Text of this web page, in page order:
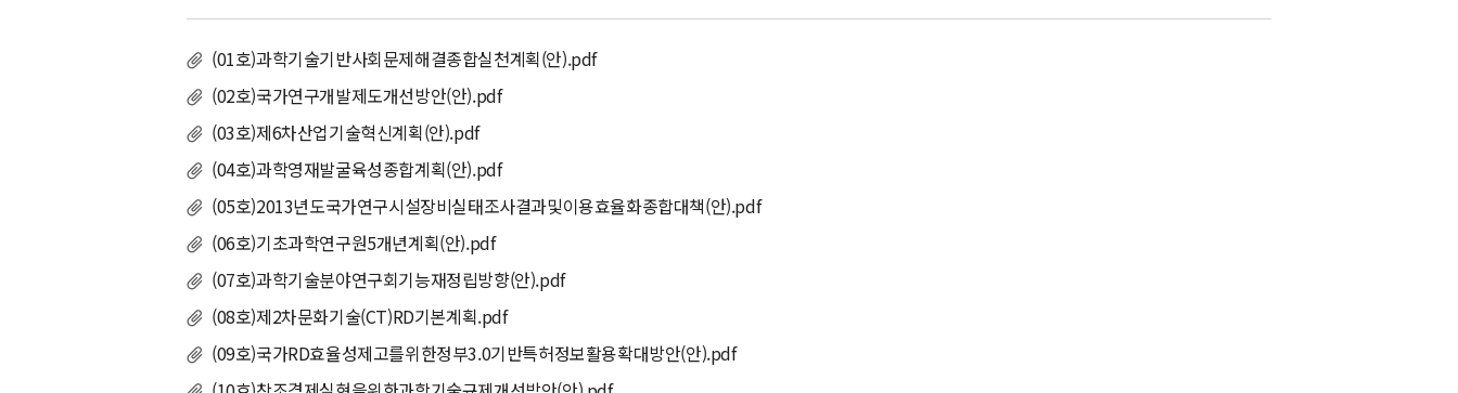
(01호)과학기술기반사회문제해결종합실천계획(안).pdf
(02호)국가연구개발제도개선방안(안).pdf
(03호)제6차산업기술혁신계획(안).pdf
(04호)과학영재발굴육성종합계획(안).pdf
(05호)2013년도국가연구시설장비실태조사결과및이용효율화종합대책(안).pdf
(06호)기초과학연구원5개년계획(안).pdf
(07호)과학기술분야연구회기능재정립방향(안).pdf
(08호)제2차문화기술(CT)RD기본계획.pdf
(09호)국가RD효율성제고를위한정부3.0기반특허정보활용확대방안(안).pdf